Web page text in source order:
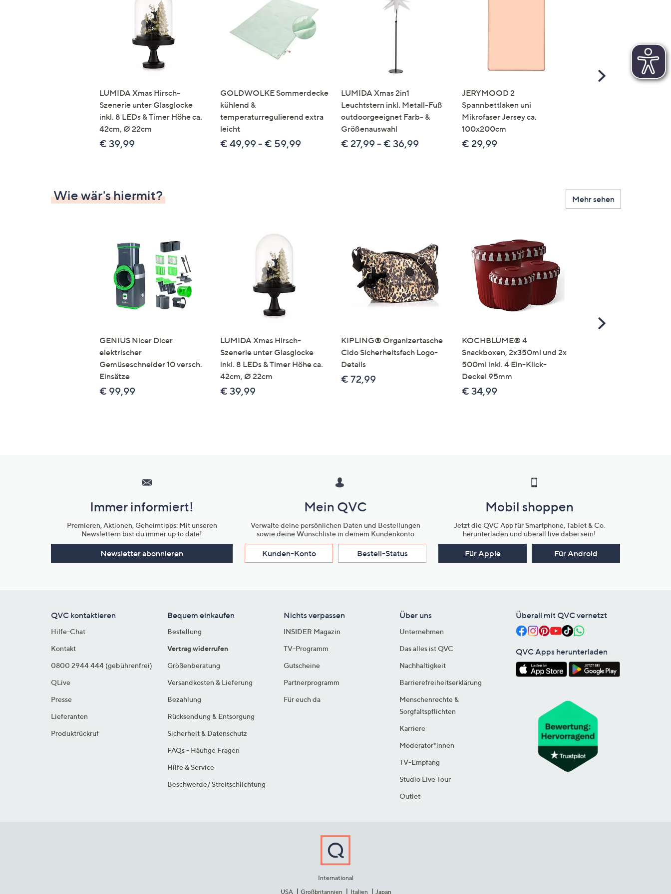
Touch-
Geräten
rechts,
um
diese
anzuzeigen.
LUMIDA Xmas Hirsch-
Szenerie unter Glasglocke
inkl. 8 LEDs & Timer Höhe ca.
42cm, Ø 22cm
€ 39,99
GOLDWOLKE Sommerdecke
kühlend &
temperaturregulierend extra
leicht
€ 49,99 - € 59,99
LUMIDA Xmas 2in1
Leuchtstern inkl. Metall-Fuß
outdoorgeeignet Farb- &
Größenauswahl
€ 27,99 - € 36,99
JERYMOOD 2
Spannbettlaken uni
Mikrofaser Jersey ca.
100x200cm
€ 29,99
Scroll
Wie wär's hiermit? Mehr sehen
GENIUS Nicer Dicer
elektrischer
Gemüseschneider 10 versch.
Einsätze
€ 99,99
LUMIDA Xmas Hirsch-
Szenerie unter Glasglocke
inkl. 8 LEDs & Timer Höhe ca.
42cm, Ø 22cm
€ 39,99
KIPLING® Organizertasche
Cido Sicherheitsfach Logo-
Details
€ 72,99
KOCHBLUME® 4
Snackboxen, 2x350ml und 2x
500ml inkl. 4 Ein-Klick-
Deckel 95mm
€ 34,99
Scroll
Unternehmensinformationen
Immer informiert!
Premieren, Aktionen, Geheimtipps: Mit unseren
Newslettern bist du immer up to date!
Newsletter abonnieren
Mein QVC
Verwalte deine persönlichen Daten und Bestellungen
sowie deine Wunschliste in deinem Kundenkonto
Kunden-Konto Bestell-Status
Mobil shoppen
Jetzt die QVC App für Smartphone, Tablet & Co.
herunterladen und überall live dabei sein!
Für Apple Für Android
QVC kontaktieren
Hilfe-Chat
Kontakt
0800 2944 444 (gebührenfrei)
QLive
Presse
Lieferanten
Produktrückruf
Bequem einkaufen
Bestellung
Vertrag widerrufen
Größenberatung
Versandkosten & Lieferung
Bezahlung
Rücksendung & Entsorgung
Sicherheit & Datenschutz
FAQs - Häufige Fragen
Hilfe & Service
Beschwerde/ Streitschlichtung
Nichts verpassen
INSIDER Magazin
TV-Programm
Gutscheine
Partnerprogramm
Für euch da
Über uns
Unternehmen
Das alles ist QVC
Nachhaltigkeit
Barrierefreiheitserklärung
Menschenrechte &
Sorgfaltspflichten
Karriere
Moderator*innen
TV-Empfang
Studio Live Tour
Outlet
Überall mit QVC vernetzt
QVC Apps herunterladen
International
USA
Großbritannien Italien Japan